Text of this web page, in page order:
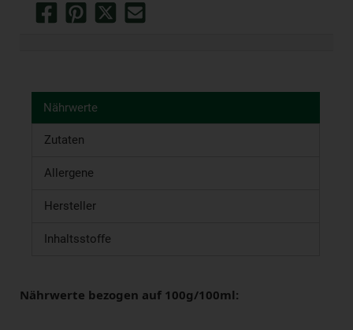
Nährwerte
Zutaten
Allergene
Hersteller
Inhaltsstoffe
Nährwerte bezogen auf 100g/100ml: